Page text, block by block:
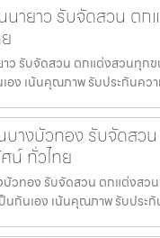
ายาว รับจัดสวน ตก
ว รับจัดสวน ตกแต่งสวนทุก
เอง เน้นคุณภาพ รับประกันคว
างบัวทอง รับจัดสว
น์ ทั่วไทย
วทอง รับจัดสวน ตกแต่งสว
นกันเอง เน้นคุณภาพ รับประ